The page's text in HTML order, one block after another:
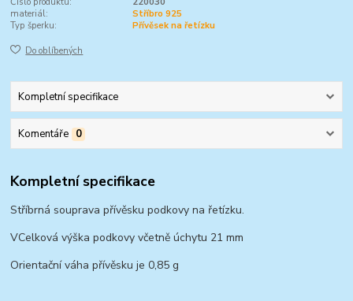
materiál:
Stříbro 925
Typ šperku:
Přívěsek na řetízku
Do oblíbených
Kompletní specifikace
Komentáře 0
Kompletní specifikace
Stříbrná souprava přívěsku podkovy na řetízku.
VCelková výška podkovy včetně úchytu 21 mm
Orientační váha přívěsku je 0,85 g